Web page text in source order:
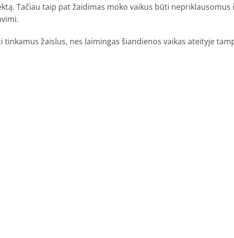
Tačiau taip pat žaidimas moko vaikus būti nepriklausomus
žaislus, nes laimingas šiandienos vaikas ateityje